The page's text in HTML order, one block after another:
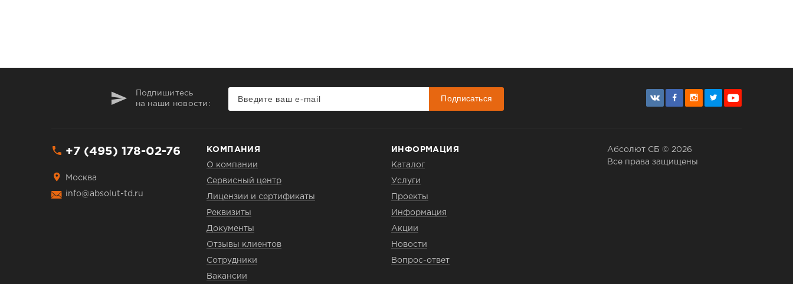
Подпишитесь
на наши новости:
Подписаться
+7 (495) 178-02-76
Москва
info@absolut-td.ru
КОМПАНИЯ
О компании
Сервисный центр
Лицензии и сертификаты
Реквизиты
Документы
Отзывы клиентов
Сотрудники
Вакансии
ИНФОРМАЦИЯ
Каталог
Услуги
Проекты
Информация
Акции
Новости
Вопрос-ответ
Абсолют СБ © 2026
Все права защищены